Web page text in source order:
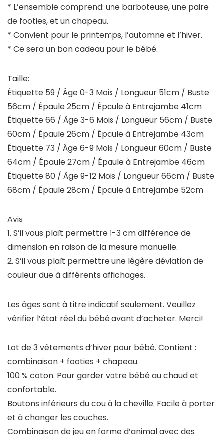
* L’ensemble comprend: une barboteuse, une paire
de footies, et un chapeau.
* Convient pour le printemps, l’automne et l’hiver.
* Ce sera un bon cadeau pour le bébé.
Taille:
Étiquette 59 / Âge 0-3 Mois / Longueur 51cm / Buste
56cm / Épaule 25cm / Épaule à Entrejambe 41cm
Étiquette 66 / Âge 3-6 Mois / Longueur 56cm / Buste
60cm / Épaule 26cm / Épaule à Entrejambe 43cm
Étiquette 73 / Âge 6-9 Mois / Longueur 60cm / Buste
64cm / Épaule 27cm / Épaule à Entrejambe 46cm
Étiquette 80 / Âge 9-12 Mois / Longueur 66cm / Buste
68cm / Épaule 28cm / Épaule à Entrejambe 52cm
Avis
1. S’il vous plaît permettre 1-3 cm différence de
dimension en raison de la mesure manuelle.
2. S’il vous plaît permettre une légère déviation de
couleur due à différents affichages.
Les âges sont à titre indicatif seulement. Veuillez
vérifier l’état réel du bébé avant d’acheter. Merci!
Lot de 3 vêtements d’hiver pour bébé. Contient :
combinaison + footies + chapeau.
100 % coton. Pour garder votre bébé au chaud et
confortable.
Boutons inférieurs du cou à la cheville. Facile à porter
et à changer les couches.
Combinaison de jeu en forme d’animal avec des